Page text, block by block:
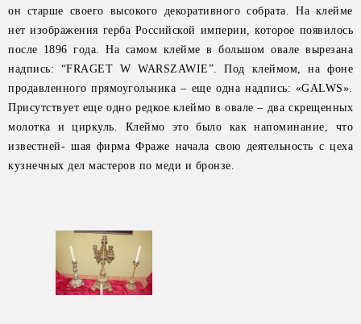
он старше своего высокого декоративного собрата. На клейме
нет изображения герба Российской империи, которое появилось
после 1896 года. На самом клейме в большом овале вырезана
надпись: “FRAGET W WARSZAWIE”. Под клеймом, на фоне
продавленного прямоугольника – еще одна надпись: «GALWS».
Присутствует еще одно редкое клеймо в овале – два скрещенных
молотка и циркуль. Клеймо это было как напоминание, что
известней- шая фирма Фраже начала свою деятельность с цеха
кузнечных дел мастеров по меди и бронзе.